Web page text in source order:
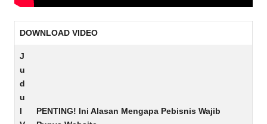
DOWNLOAD VIDEO
J
u
d
u
PENTING! Ini Alasan Mengapa Pebisnis Wajib